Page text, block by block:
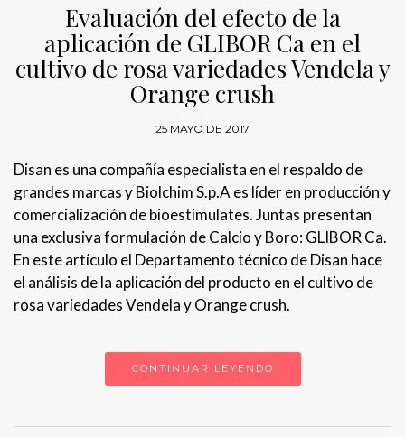
Evaluación del efecto de la
aplicación de GLIBOR Ca en el
cultivo de rosa variedades Vendela y
Orange crush
25 MAYO DE 2017
Disan es una compañía especialista en el respaldo de
grandes marcas y Biolchim S.p.A es líder en producción y
comercialización de bioestimulates. Juntas presentan
una exclusiva formulación de Calcio y Boro: GLIBOR Ca.
En este artículo el Departamento técnico de Disan hace
el análisis de la aplicación del producto en el cultivo de
rosa variedades Vendela y Orange crush.
CONTINUAR LEYENDO